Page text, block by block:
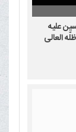
علیه
العالی